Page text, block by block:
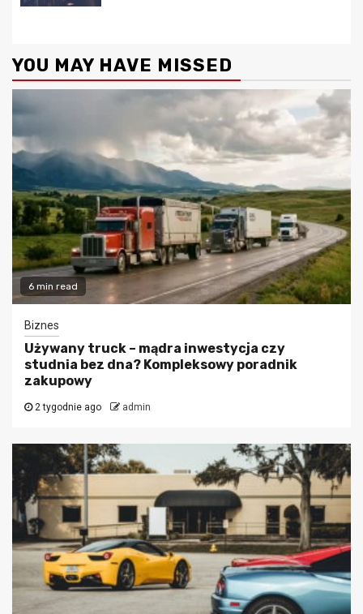
YOU MAY HAVE MISSED
6 min read
Biznes
Używany truck – mądra inwestycja czy
studnia bez dna? Kompleksowy poradnik
zakupowy
2 tygodnie ago admin